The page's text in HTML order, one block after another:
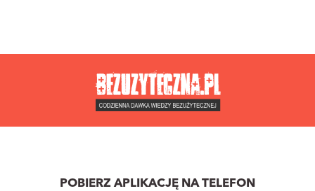
POBIERZ APLIKACJĘ NA TELEFON